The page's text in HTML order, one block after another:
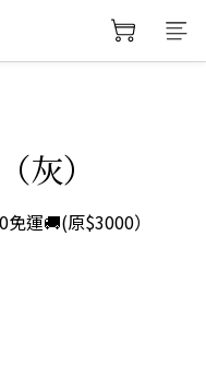
灰）
運🚚(原$3000）